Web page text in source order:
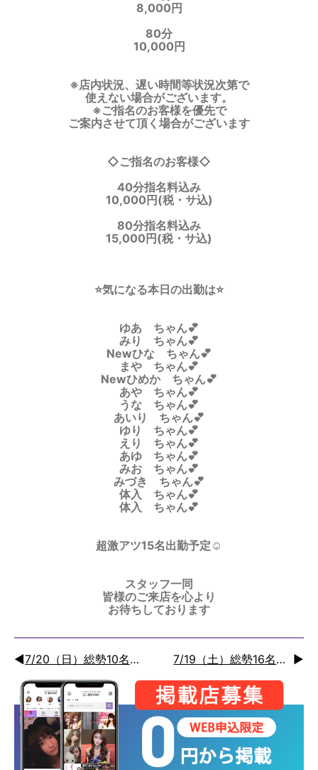
8,000円
80分
10,000円
※店内状況、遅い時間等状況次第で
使えない場合がございます。
※ご指名のお客様を優先で
ご案内させて頂く場合がございます
◇ご指名のお客様◇
40分指名料込み
10,000円(税・サ込)
80分指名料込み
15,000円(税・サ込)
⭐️気になる本日の出勤は⭐️
ゆあ ちゃん💕
みり ちゃん💕
Newひな ちゃん💕
まや ちゃん💕
Newひめか ちゃん💕
あや ちゃん💕
うな ちゃん💕
あいり ちゃん💕
ゆり ちゃん💕
えり ちゃん💕
あゆ ちゃん💕
みお ちゃん💕
みづき ちゃん💕
体入 ちゃん💕
体入 ちゃん💕
超激アツ15名出勤予定☺️
スタッフ一同
皆様のご来店を心より
お待ちしております
7/19（土）総勢16名の超激アツ土曜日💕シャンパンでお得🉐に延長月間 ▶
◀ 7/20（日）総勢10名の超激アツ日曜日💕シャンパンでお得🉐に延長月間